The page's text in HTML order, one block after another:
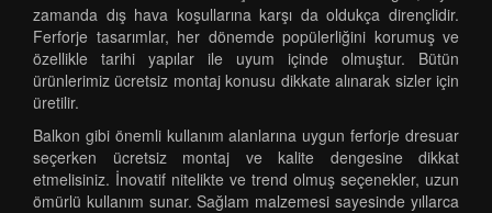
zamanda dış hava koşullarına karşı da oldukça dirençlidir.
Ferforje tasarımlar, her dönemde popülerliğini korumuş ve
özellikle tarihi yapılar ile uyum içinde olmuştur. Bütün
ürünlerimiz ücretsiz montaj konusu dikkate alınarak sizler için
üretilir.
Balkon gibi önemli kullanım alanlarına uygun ferforje dresuar
seçerken ücretsiz montaj ve kalite dengesine dikkat
etmelisiniz. İnovatif nitelikte ve trend olmuş seçenekler, uzun
ömürlü kullanım sunar. Sağlam malzemesi sayesinde yıllarca